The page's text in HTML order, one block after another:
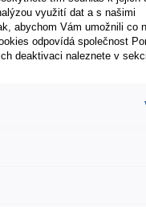
funkce. Přesně
nebo do In-Car
využití dat a s našimi
abychom Vám umožnili co
odpovídá společnost
deaktivaci naleznete v